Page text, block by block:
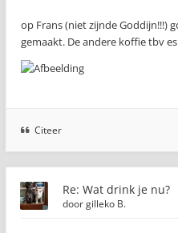
op Frans (niet zijnde Goddijn!!!)
gemaakt. De andere koffie tbv
Citeer
Re: Wat drink je nu?
doorgilleko B.